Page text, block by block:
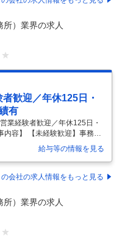
す。 世界最大級の機関で一
）業界の求人
歓迎／年休125日・
有
業経験者歓迎／年休125日・
容】 【未経験歓迎】事務職
時間／正社員登用実績有 【具
躍中キャリアチェンジ可能／
向希望者歓迎> 【職務内容】
トする事務業務全般をご担当
す。 【具体的な業務内容
給与等の情報を見る
の会社の求人情報をもっと見る
）業界の求人